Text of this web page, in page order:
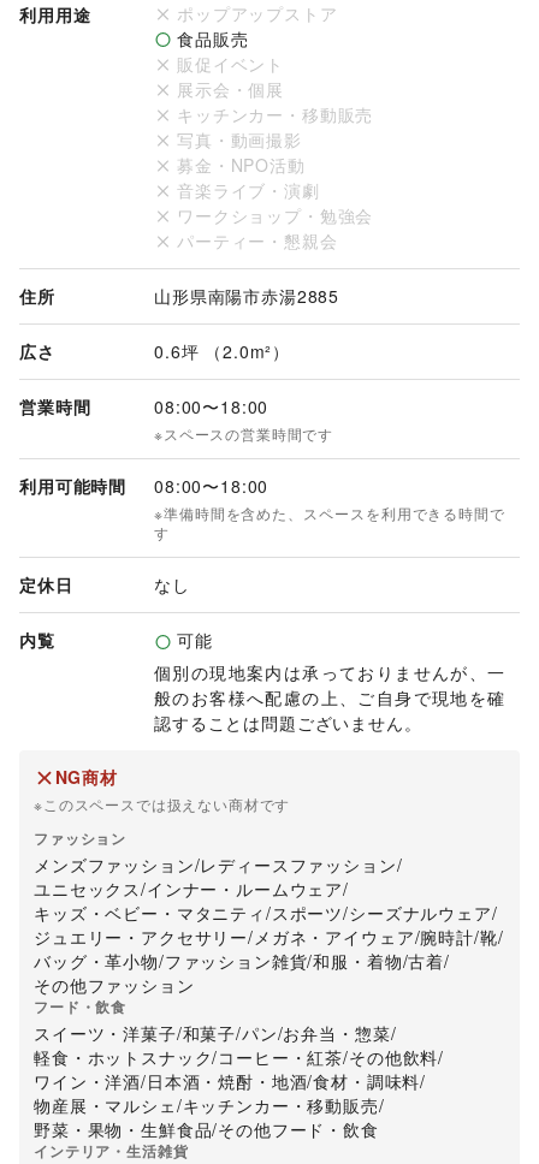
【注意事項】 ごみは持ち帰り 過度な勧誘NG
【NG商材】 ウォーターサーバー、買取、刃物研ぎ、美容・健
康、車・モビリティ、たばこ、物販・ポップアップストア、陶
器市、革小物・バッグ、物産展、キッチンカー
利用用途
ポップアップストア
食品販売
販促イベント
展示会・個展
キッチンカー・移動販売
写真・動画撮影
募金・NPO活動
音楽ライブ・演劇
ワークショップ・勉強会
パーティー・懇親会
住所 山形県南陽市赤湯2885
広さ 0.6坪 （2.0m²）
営業時間 08:00〜18:00
※スペースの営業時間です
利用可能時間 08:00〜18:00
※準備時間を含めた、スペースを利用できる時間で
す
定休日 なし
内覧
可能
個別の現地案内は承っておりませんが、一
般のお客様へ配慮の上、ご自身で現地を確
認することは問題ございません。
NG商材
※このスペースでは扱えない商材です
ファッション
メンズファッション/レディースファッション/
ユニセックス/インナー・ルームウェア/
キッズ・ベビー・マタニティ /スポーツ/シーズナルウェア/
ジュエリー・アクセサリー/メガネ・アイウェア/腕時計/靴/
バッグ・革小物/ファッション雑貨/和服・着物/古着/
その他ファッション
フード・飲食
スイーツ・洋菓子/和菓子/パン/お弁当・惣菜/
軽食・ホットスナック/コーヒー・紅茶/その他飲料/
ワイン・洋酒/日本酒・焼酎・地酒/食材・調味料/
物産展・マルシェ/キッチンカー・移動販売/
野菜・果物・生鮮食品/その他フード・飲食
インテリア・生活雑貨